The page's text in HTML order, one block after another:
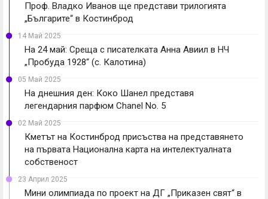
Проф. Владко Иванов ще представи трилогията
„Българите“ в Костинброд
14 Май 2025
На 24 май: Среща с писателката Анна Авиил в НЧ
„Пробуда 1928“ (с. Калотина)
05 Май 2025
На днешния ден: Коко Шанел представя
легендарния парфюм Chanel No. 5
02 Май 2025
Кметът на Костинброд присъства на представянето
на първата Национална карта на интелектуалната
собственост
23 Април 2025
Мини олимпиада по проект на ДГ „Приказен свят“ в